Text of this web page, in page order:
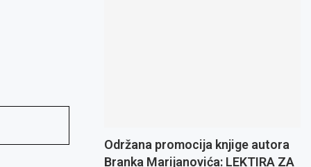
Održana promocija knjige autora
Branka Marijanovića: LEKTIRA ZA